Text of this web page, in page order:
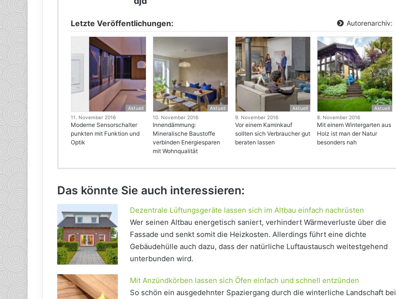
Letzte Veröffentlichungen: Autorenarchiv:
Aktuell
11. November 2016
Moderne Sensorschalter
punkten mit Funktion und
Optik
Aktuell
10. November 2016
Innendämmung:
Mineralische Baustoffe
verbinden Energiesparen
mit Wohnqualität
Aktuell
9. November 2016
Vor einem Kaminkauf
sollten sich Verbraucher gut
beraten lassen
Aktuell
8. November 2016
Mit einem Wintergarten aus
Holz ist man der Natur
besonders nah
Das könnte Sie auch interessieren:
Dezentrale Lüftungsgeräte lassen sich im Altbau einfach nachrüsten
Wer seinen Altbau energetisch saniert, verhindert Wärmeverluste über die
Fassade und senkt somit die Heizkosten. Allerdings führt eine dichte
Gebäudehülle auch dazu, dass der natürliche Luftaustausch weitestgehend
unterbunden wird.
Mit Anzündkörben lassen sich Öfen einfach und schnell entzünden
So schön ein ausgedehnter Spaziergang durch die winterliche Landschaft bei